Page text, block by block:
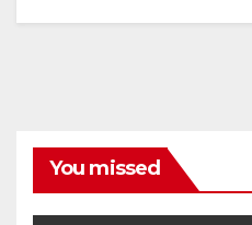
You missed